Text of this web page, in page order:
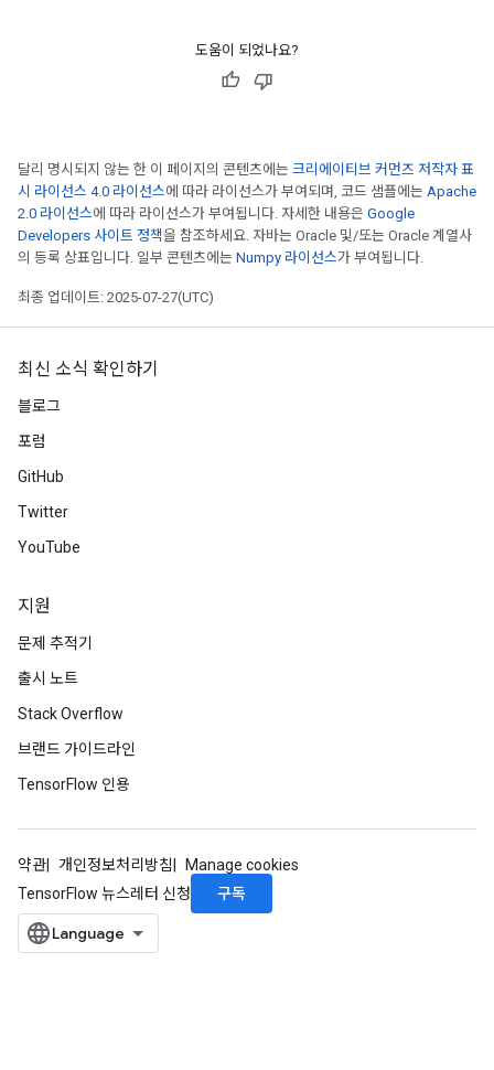
도움이 되었나요?
달리 명시되지 않는 한 이 페이지의 콘텐츠에는 크리에이티브 커먼즈 저작자 표
시 라이선스 4.0 라이선스에 따라 라이선스가 부여되며, 코드 샘플에는 Apache
2.0 라이선스에 따라 라이선스가 부여됩니다. 자세한 내용은 Google
Developers 사이트 정책을 참조하세요. 자바는 Oracle 및/또는 Oracle 계열사
의 등록 상표입니다. 일부 콘텐츠에는 Numpy 라이선스가 부여됩니다.
최종 업데이트: 2025-07-27(UTC)
최신 소식 확인하기
블로그
포럼
GitHub
Twitter
YouTube
지원
문제 추적기
출시 노트
Stack Overflow
브랜드 가이드라인
TensorFlow 인용
약관 개인정보처리방침
Manage cookies
TensorFlow 뉴스레터 신청
구독